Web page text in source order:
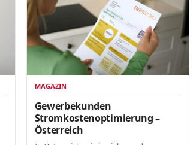
MAGAZIN
Gewerbekunden
Stromkostenoptimierung –
Österreich